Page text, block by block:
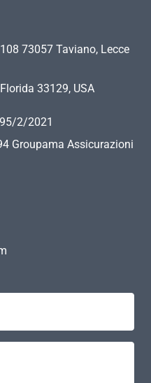
73057 Taviano, Lecce
33129, USA
2/2021
Groupama Assicurazioni